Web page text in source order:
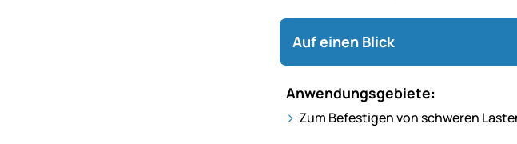
Auf einen Blick
Anwendungsgebiete:
Zum Befestigen von schweren